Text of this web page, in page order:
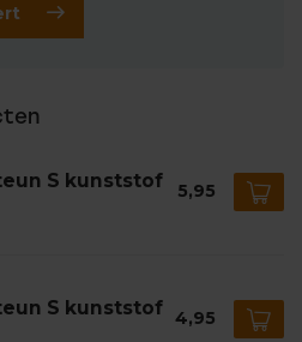
S kunststof 5,95
S kunststof 4,95